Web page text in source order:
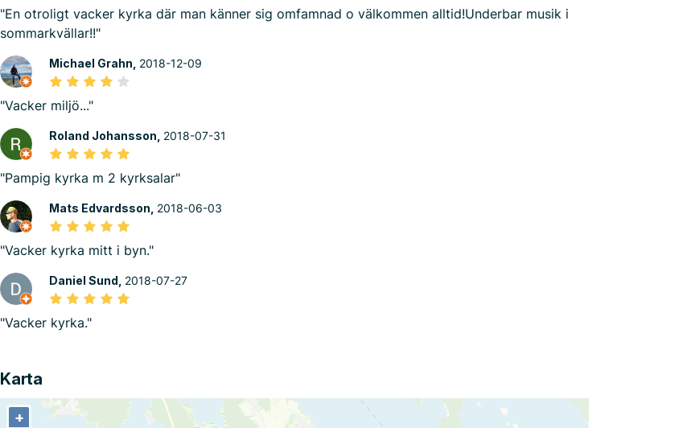
"En otroligt vacker kyrka där man känner sig omfamnad o välkommen alltid!Underbar musik i
sommarkvällar!!"
Michael Grahn, 2018-12-09
"Vacker miljö..."
Roland Johansson, 2018-07-31
"Pampig kyrka m 2 kyrksalar"
Mats Edvardsson, 2018-06-03
"Vacker kyrka mitt i byn."
Daniel Sund, 2018-07-27
"Vacker kyrka."
Karta
+
+